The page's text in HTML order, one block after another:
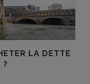
LA DETTE
?